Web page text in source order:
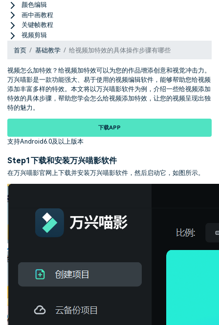
颜色编辑
画中画教程
关键帧教程
视频剪辑
首页 基础教学 给视频加特效的具体操作步骤有哪些
视频怎么加特效？给视频加特效可以为您的作品增添创意和视觉冲击力。
万兴喵影是一款功能强大、易于使用的视频编辑软件，能够帮助您给视频
添加丰富多样的特效。本文将以万兴喵影软件为例，介绍一些给视频添加
特效的具体步骤，帮助您学会怎么给视频添加特效，让您的视频呈现出独
特的魅力。
下载APP
支持Android6.0及以上版本
Step1下载和安装万兴喵影软件
在万兴喵影官网上下载并安装万兴喵影软件，然后启动它，如图所示。